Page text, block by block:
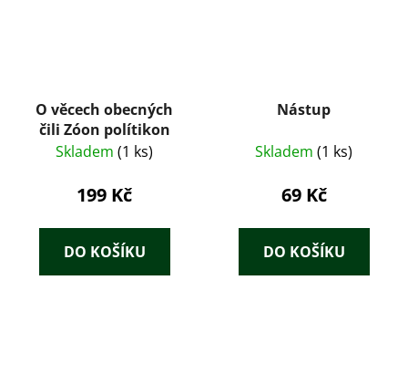
O věcech obecných
čili Zóon polítikon
Skladem (1 ks)
199 Kč
DO KOŠÍKU
Nástup
Skladem (1 ks)
69 Kč
DO KOŠÍKU